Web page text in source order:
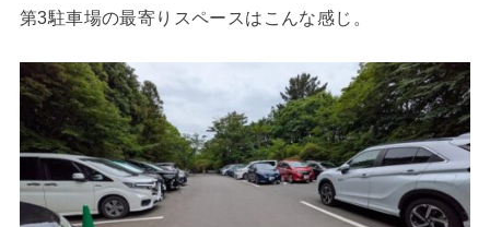
第3駐車場の最寄りスペースはこんな感じ。